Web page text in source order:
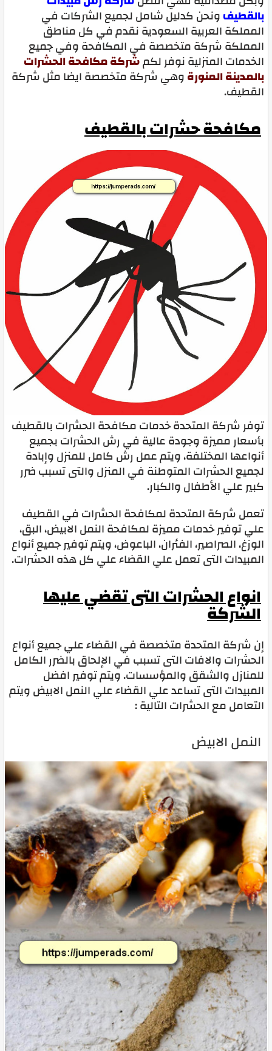
بالقطيفونحن كدليل شامل لجميع الشركات في
المملكة العربية السعودية نقدم في كل مناطق
المملكة شركة متخصصة في المكافحة وفي جميع
الخدمات المنزلية نوفر لكمشركة مكافحة الحشرات
بالمدينة المنورةوهي شركة متخصصة ايضا مثل شركة
القطيف.
مكافحة حشرات بالقطيف
توفر شركة المتحدة خدمات مكافحة الحشرات بالقطيف
بأسعار مميزة وجودة عالية في رش الحشرات بجميع
أنواعها المختلفة، ويتم عمل رش كامل للمنزل وإبادة
لجميع الحشرات المتوطنة في المنزل والتى تسبب ضرر
كبير علي الأطفال والكبار.
تعمل شركة المتحدة لمكافحة الحشرات في القطيف
علي توفير خدمات مميزة لمكافحة النمل الابيض، البق،
الوزغ، الصراصير، الفئران، الباعوض، ويتم توفير جميع أنواع
المبيدات التى تعمل علي القضاء علي كل هذه الحشرات.
انواع الحشرات التى تقضي عليها
الشركة
إن شركة المتحدة متخصصة في القضاء علي جميع أنواع
الحشرات والافات التى تسبب في الإلحاق بالضرر الكامل
للمنازل والشقق والمؤسسات. ويتم توفير افضل
المبيدات التى تساعد علي القضاء علي النمل الابيض ويتم
التعامل مع الحشرات التالية :
النمل الابيض